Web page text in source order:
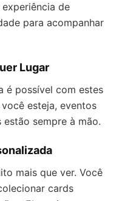
experiência de
para acompanhar
Lugar
é possível com estes
esteja, eventos
sempre à mão.
mais que ver. Você
cards